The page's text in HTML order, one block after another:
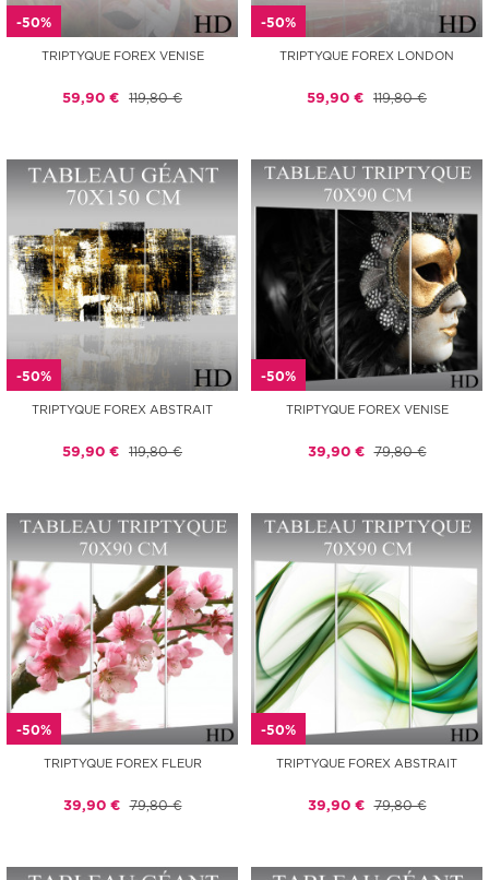
-50%
TRIPTYQUE FOREX VENISE
59,90 € 119,80 €
-50%
TRIPTYQUE FOREX LONDON
59,90 € 119,80 €
-50%
TRIPTYQUE FOREX ABSTRAIT
59,90 € 119,80 €
-50%
TRIPTYQUE FOREX VENISE
39,90 € 79,80 €
-50%
TRIPTYQUE FOREX FLEUR
39,90 € 79,80 €
-50%
TRIPTYQUE FOREX ABSTRAIT
39,90 € 79,80 €